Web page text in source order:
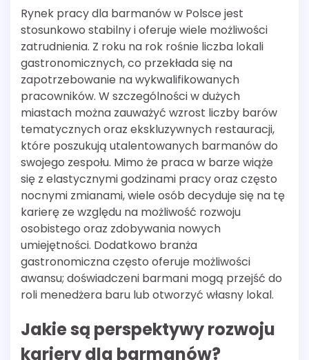
Rynek pracy dla barmanów w Polsce jest
stosunkowo stabilny i oferuje wiele możliwości
zatrudnienia. Z roku na rok rośnie liczba lokali
gastronomicznych, co przekłada się na
zapotrzebowanie na wykwalifikowanych
pracowników. W szczególności w dużych
miastach można zauważyć wzrost liczby barów
tematycznych oraz ekskluzywnych restauracji,
które poszukują utalentowanych barmanów do
swojego zespołu. Mimo że praca w barze wiąże
się z elastycznymi godzinami pracy oraz często
nocnymi zmianami, wiele osób decyduje się na tę
karierę ze względu na możliwość rozwoju
osobistego oraz zdobywania nowych
umiejętności. Dodatkowo branża
gastronomiczna często oferuje możliwości
awansu; doświadczeni barmani mogą przejść do
roli menedżera baru lub otworzyć własny lokal.
Jakie są perspektywy rozwoju
kariery dla barmanów?